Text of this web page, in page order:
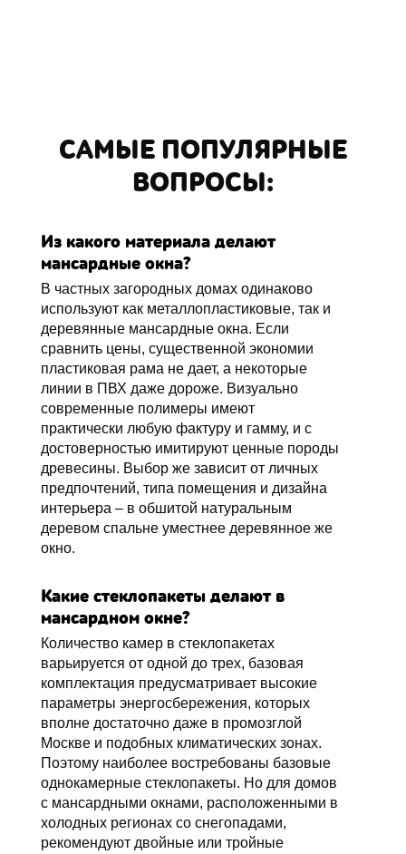
САМЫЕ ПОПУЛЯРНЫЕ
ВОПРОСЫ:
Из какого материала делают
мансардные окна?
В частных загородных домах одинаково
используют как металлопластиковые, так и
деревянные мансардные окна. Если
сравнить цены, существенной экономии
пластиковая рама не дает, а некоторые
линии в ПВХ даже дороже. Визуально
современные полимеры имеют
практически любую фактуру и гамму, и с
достоверностью имитируют ценные породы
древесины. Выбор же зависит от личных
предпочтений, типа помещения и дизайна
интерьера – в обшитой натуральным
деревом спальне уместнее деревянное же
окно.
Какие стеклопакеты делают в
мансардном окне?
Количество камер в стеклопакетах
варьируется от одной до трех, базовая
комплектация предусматривает высокие
параметры энергосбережения, которых
вполне достаточно даже в промозглой
Москве и подобных климатических зонах.
Поэтому наиболее востребованы базовые
однокамерные стеклопакеты. Но для домов
с мансардными окнами, расположенными в
холодных регионах со снегопадами,
рекомендуют двойные или тройные